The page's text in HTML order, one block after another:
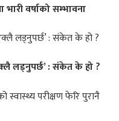
वर्षाको सम्भावना
लड्नुपर्छ’ : संकेत के हो ?